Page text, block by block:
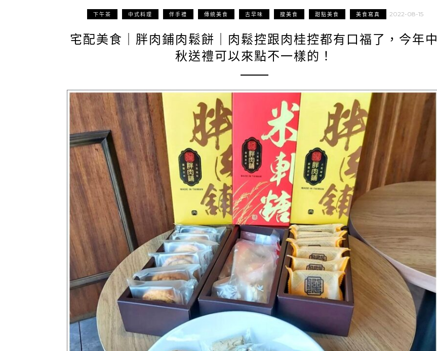
下午茶 中式料理 伴手禮 傳統美食 古早味 搜美食 甜點美食 美食寫真 2022-08-15
宅配美食｜胖肉鋪肉鬆餅｜肉鬆控跟肉桂控都有口福了，今年中
秋送禮可以來點不一樣的！